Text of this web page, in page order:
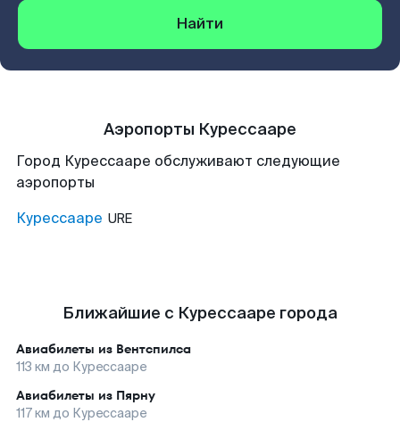
Найти
Аэропорты Курессааре
Город Курессааре обслуживают следующие
аэропорты
Курессааре URE
Ближайшие с Курессааре города
Авиабилеты из Вентспилса
113 км до Курессааре
Авиабилеты из Пярну
117км до Курессааре